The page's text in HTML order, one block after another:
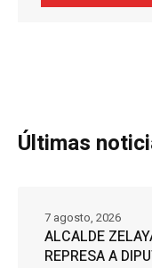
Últimas
ALCALDE
REPRESA A
7 agosto, 2026